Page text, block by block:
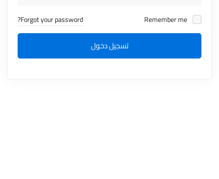
Forgot your password?
تسجيل دخول